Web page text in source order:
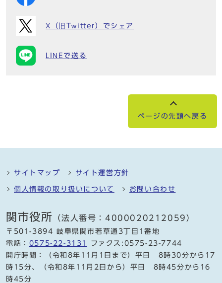
X（旧Twitter）でシェア
LINEで送る
ページの先頭へ戻る
サイトマップ サイト運営方針
個人情報の取り扱いについて お問い合わせ
関市役所 （法人番号：4000020212059）
〒501-3894 岐阜県関市若草通3丁目1番地
電話： 0575-22-3131
ファクス:0575-23-7744
開庁時間：（令和8年11月1日まで）平日 8時30分から17
時15分、（令和8年11月2日から）平日 8時45分から16
時45分